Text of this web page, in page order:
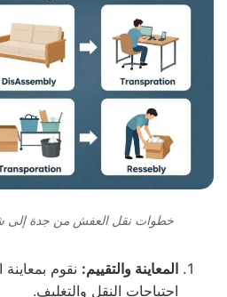
خطوات نقل العفش من جدة إلى
المعاينة والتقييم: نقوم بمعاينة
احتياجات النقل والتغليف.